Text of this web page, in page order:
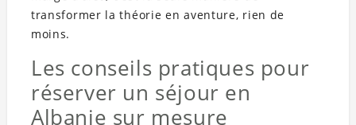
transformer la théorie en aventure, rien de
moins.
Les conseils pratiques pour
réserver un séjour en
Albanie sur mesure